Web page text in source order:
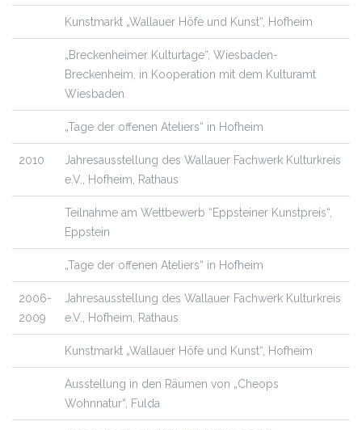
Kunstmarkt „Wallauer Höfe und Kunst“, Hofheim
„Breckenheimer Kulturtage“, Wiesbaden-
Breckenheim, in Kooperation mit dem Kulturamt
Wiesbaden
„Tage der offenen Ateliers“ in Hofheim
2010
Jahresausstellung des Wallauer Fachwerk Kulturkreis
e.V., Hofheim, Rathaus
Teilnahme am Wettbewerb “Eppsteiner Kunstpreis“,
Eppstein
„Tage der offenen Ateliers“ in Hofheim
2006-
2009
Jahresausstellung des Wallauer Fachwerk Kulturkreis
e.V., Hofheim, Rathaus
Kunstmarkt „Wallauer Höfe und Kunst“, Hofheim
Ausstellung in den Räumen von „Cheops
Wohnnatur“, Fulda